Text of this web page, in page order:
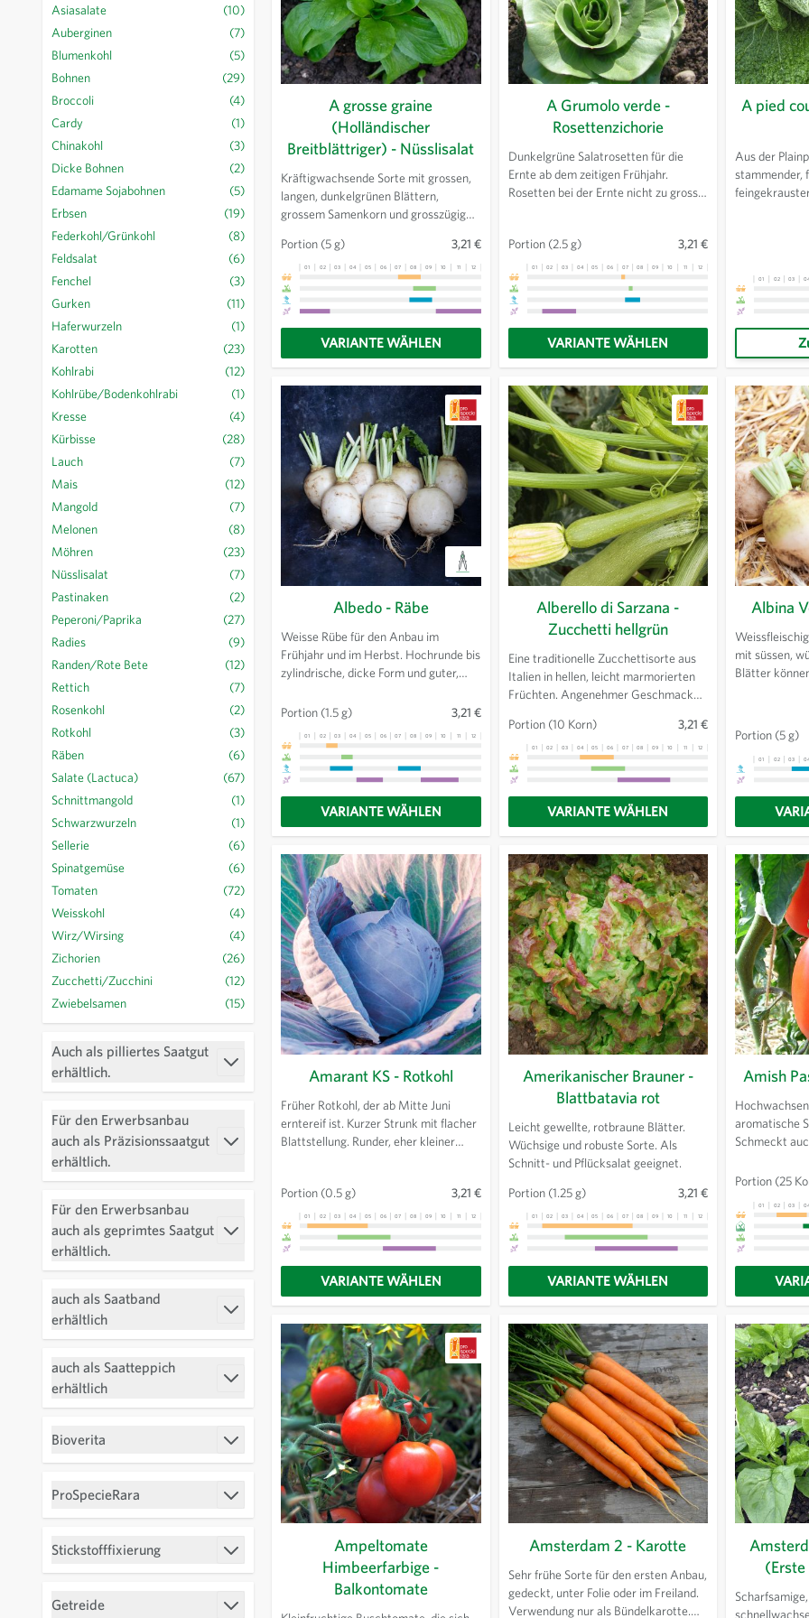
Asiasalate
(10)
Auberginen
(7)
Blumenkohl
(5)
Bohnen
(29)
Broccoli
(4)
Cardy
(1)
Chinakohl
(3)
Dicke Bohnen
(2)
Edamame Sojabohnen
(5)
Erbsen
(19)
Federkohl/Grünkohl
(8)
Feldsalat
(6)
Fenchel
(3)
Gurken
(11)
Haferwurzeln
(1)
Karotten
(23)
Kohlrabi
(12)
Kohlrübe/Bodenkohlrabi
(1)
Kresse
(4)
Kürbisse
(28)
Lauch
(7)
Mais
(12)
Mangold
(7)
Melonen
(8)
Möhren
(23)
Nüsslisalat
(7)
Pastinaken
(2)
Peperoni/Paprika
(27)
Radies
(9)
Randen/Rote Bete
(12)
Rettich
(7)
Rosenkohl
(2)
Rotkohl
(3)
Räben
(6)
Salate (Lactuca)
(67)
Schnittmangold
(1)
Schwarzwurzeln
(1)
Sellerie
(6)
Spinatgemüse
(6)
Tomaten
(72)
Weisskohl
(4)
Wirz/Wirsing
(4)
Zichorien
(26)
Zucchetti/Zucchini
(12)
Zwiebelsamen
(15)
Auch als pilliertes Saatgut
erhältlich.
Für den Erwerbsanbau
auch als Präzisionssaatgut
erhältlich.
Für den Erwerbsanbau
auch als geprimtes Saatgut
erhältlich.
auch als Saatband
erhältlichfilter
auch als Saatteppich
erhältlichfilter
Bioverita
filter
ProSpecieRara
filter
Stickstofffixierung
filter
Getreide
A grosse graine
(Holländischer
Breitblättriger) - Nüsslisalat
Kräftigwachsende Sorte mit grossen,
langen, dunkelgrünen Blättern,
grossem Samenkorn und grosszügiger
winterhart, aber auch sehr gut als
Herbstkultur und bringt
schmackhafte, hochwertige Blätter.
3,21 €
Portion (5 g)
01 02 03 04 05 06 07 08 09 10 11 12
VARIANTE WÄHLEN
A Grumolo verde -
Rosettenzichorie
Dunkelgrüne Salatrosetten für die
Ernte ab dem zeitigen Frühjahr.
Rosetten bei der Ernte nicht zu gross
3,21 €
Portion (2.5 g)
01 02 03 04 05 06 07 08 09 10 11 12
VARIANTE WÄHLEN
A pied
Aus der
stammender,
01 02 03 04
Albedo - Räbe
Weisse Rübe für den Anbau im
Frühjahr und im Herbst. Hochrunde bis
zylindrische, dicke Form und guter,
süss im Geschmack, eignet sich sehr
Auch für die industrielle Verarbeitung.
3,21 €
Portion (1.5 g)
01 02 03 04 05 06 07 08 09 10 11 12
VARIANTE WÄHLEN
Alberello di Sarzana -
Zucchetti hellgrün
Eine traditionelle Zucchettisorte aus
Italien in hellen, leicht marmorierten
Früchten. Angenehmer Geschmack
Fruchtfleisches. Reichtragend und
offen wachsend.
3,21 €
Portion (10 Korn)
01 02 03 04 05 06 07 08 09 10 11 12
VARIANTE WÄHLEN
Albina
mit süssen,
Blätter
Betanin
sauber.
Portion (5 g)
01 02 03 04
Amarant KS - Rotkohl
Früher Rotkohl, der ab Mitte Juni
erntereif ist. Kurzer Strunk mit flacher
Blattstellung. Runder, eher kleiner
später im Jahr noch kultiviert werden.
3,21 €
Portion (0.5 g)
01 02 03 04 05 06 07 08 09 10 11 12
VARIANTE WÄHLEN
Amerikanischer Brauner -
Blattbatavia rot
Leicht gewellte, rotbraune Blätter.
Wüchsige und robuste Sorte. Als
Schnitt- und Pflücksalat geeignet.
3,21 €
Portion (1.25 g)
01 02 03 04 05 06 07 08 09 10 11 12
VARIANTE WÄHLEN
Amish
aromatische
Schmeckt
variable
Portion (25
01 02 03 04
Ampeltomate
Himbeerfarbige -
Balkontomate
Amsterdam 2 - Karotte
Sehr frühe Sorte für den ersten Anbau,
gedeckt, unter Folie oder im Freiland.
Verwendung nur als Bündelkarotte.